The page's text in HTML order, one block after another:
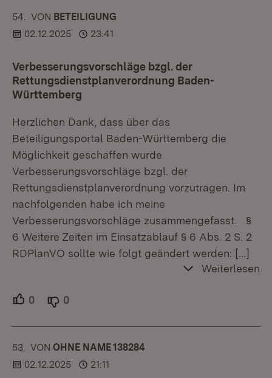
54. KOMMENTAR
VON :BETEILIGUNG
02.12.2025
23:41
Verbesserungsvorschläge bzgl. der
Rettungsdienstplanverordnung Baden-
Württemberg
Herzlichen Dank, dass über das
Beteiligungsportal Baden-Württemberg die
Möglichkeit geschaffen wurde
Verbesserungsvorschläge bzgl. der
Rettungsdienstplanverordnung vorzutragen. Im
nachfolgenden habe ich meine
Verbesserungsvorschläge zusammengefasst. §
6 Weitere Zeiten im Einsatzablauf § 6 Abs. 2 S. 2
RDPlanVO sollte wie folgt geändert werden: […]
Weiterlesen
0 Unterstützer.
0
53. KOMMENTAR
VON :OHNE NAME 138284
02.12.2025
21:11